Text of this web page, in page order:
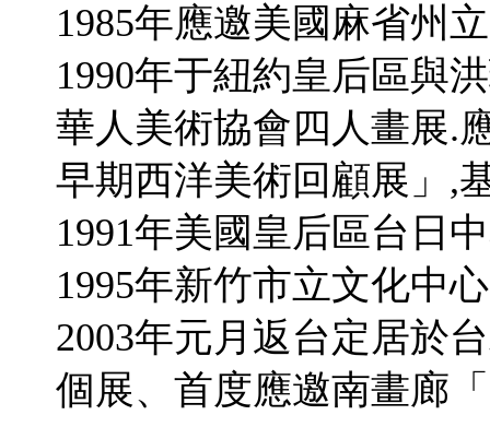
1985年應邀美國麻省州
1990年于紐約皇后區與
華人美術協會四人畫展.
早期西洋美術回顧展」,
1991年美國皇后區台日
1995年新竹市立文化中
2003年元月返台定居於
個展、首度應邀南畫廊